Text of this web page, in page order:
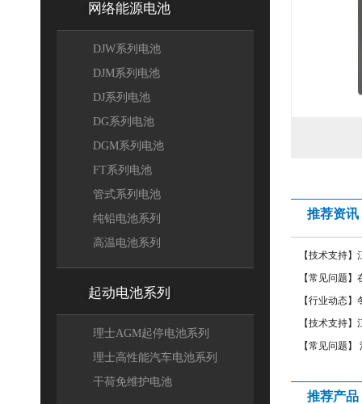
网络能源电池
DJW系列电池
DJM系列电池
DJ系列电池
DG系列电池
DGM系列电池
FT系列电池
管式系列电池
纯铅电池系列
高温电池系列
起动电池系列
理士AGM起停电池系列
理士高性能汽车电池系列
干荷免维护电池
推荐资讯
【技术支持】
【常见问题】
【行业动态】
【技术支持】
【常见问题】
推荐产品